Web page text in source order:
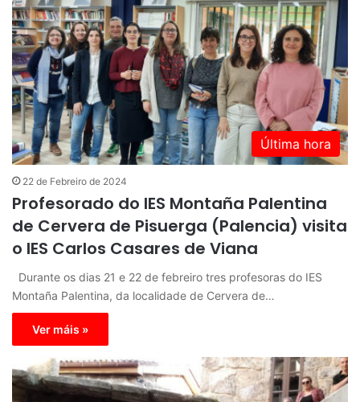
Última hora
22 de Febreiro de 2024
Profesorado do IES Montaña Palentina
de Cervera de Pisuerga (Palencia) visita
o IES Carlos Casares de Viana
Durante os dias 21 e 22 de febreiro tres profesoras do IES
Montaña Palentina, da localidade de Cervera de…
Ver máis »